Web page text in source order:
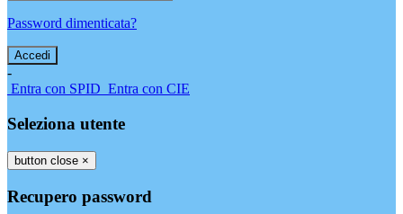
Password dimenticata?
-
Entra con SPID Entra con CIE
Seleziona utente
button close ×
Recupero password